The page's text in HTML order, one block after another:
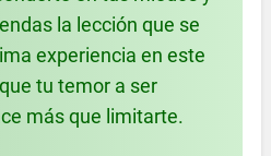
la lección que se
experiencia en este
tu temor a ser
más que limitarte.